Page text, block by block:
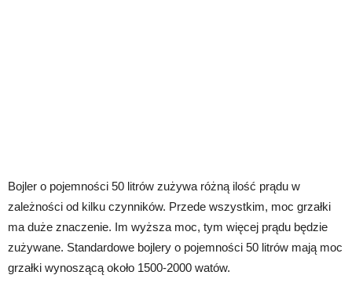
Bojler o pojemności 50 litrów zużywa różną ilość prądu w
zależności od kilku czynników. Przede wszystkim, moc grzałki
ma duże znaczenie. Im wyższa moc, tym więcej prądu będzie
zużywane. Standardowe bojlery o pojemności 50 litrów mają moc
grzałki wynoszącą około 1500-2000 watów.